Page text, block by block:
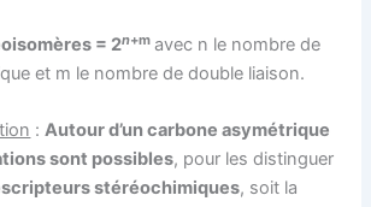
= 2n+m avec n le nombre de
et m le nombre de double liaison.
:Autour d’un carbone asymétrique
sont possibles, pour les distinguer
stéréochimiques, soit la